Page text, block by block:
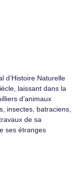
d’Histoire Naturelle
laissant dans la
d’animaux
insectes, batraciens,
de sa
ses étranges